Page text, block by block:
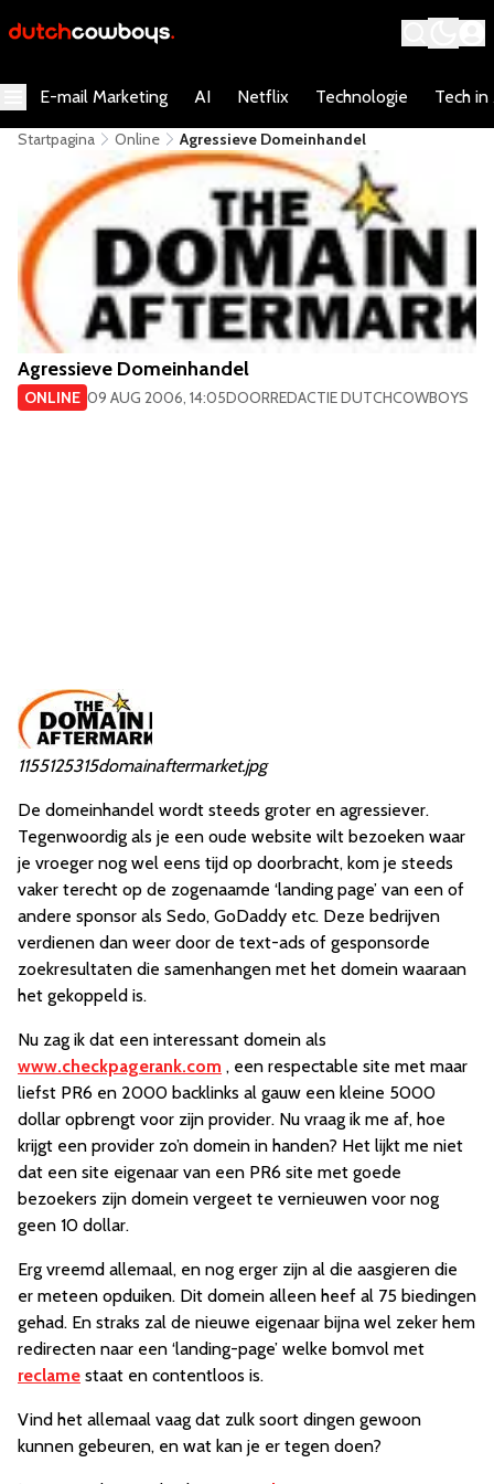
E-mail Marketing AI Netflix Technologie Tech in
Startpagina Online Agressieve Domeinhandel
Agressieve Domeinhandel
ONLINE 09 AUG 2006, 14:05DOORREDACTIE DUTCHCOWBOYS
1155125315domainaftermarket.jpg
De domeinhandel wordt steeds groter en agressiever.
Tegenwoordig als je een oude website wilt bezoeken waar
je vroeger nog wel eens tijd op doorbracht, kom je steeds
vaker terecht op de zogenaamde ‘landing page’ van een of
andere sponsor als Sedo, GoDaddy etc. Deze bedrijven
verdienen dan weer door de text-ads of gesponsorde
zoekresultaten die samenhangen met het domein waaraan
het gekoppeld is.
Nu zag ik dat een interessant domein als
www.checkpagerank.com , een respectable site met maar
liefst PR6 en 2000 backlinks al gauw een kleine 5000
dollar opbrengt voor zijn provider. Nu vraag ik me af, hoe
krijgt een provider zo’n domein in handen? Het lijkt me niet
dat een site eigenaar van een PR6 site met goede
bezoekers zijn domein vergeet te vernieuwen voor nog
geen 10 dollar.
Erg vreemd allemaal, en nog erger zijn al die aasgieren die
er meteen opduiken. Dit domein alleen heef al 75 biedingen
gehad. En straks zal de nieuwe eigenaar bijna wel zeker hem
redirecten naar een ‘landing-page’ welke bomvol met
reclame staat en contentloos is.
Vind het allemaal vaag dat zulk soort dingen gewoon
kunnen gebeuren, en wat kan je er tegen doen?